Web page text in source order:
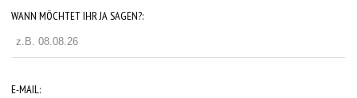
WANN MÖCHTET IHR JA SAGEN?:
E-MAIL: